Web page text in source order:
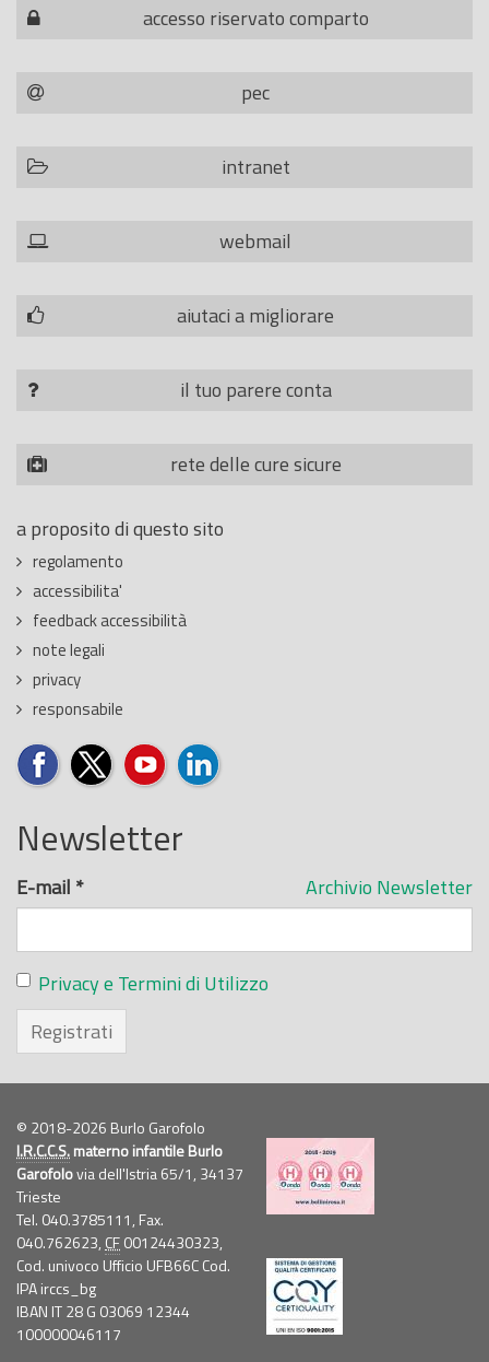
accesso riservato comparto
pec
intranet
webmail
aiutaci a migliorare
il tuo parere conta
rete delle cure sicure
a proposito di questo sito
regolamento
accessibilita'
feedback accessibilità
note legali
privacy
responsabile
Newsletter
Archivio Newsletter
E-mail *
Privacy e Termini di Utilizzo
Registrati
© 2018-2026 Burlo Garofolo
I.R.C.C.S.materno infantile Burlo
Garofolovia dell'Istria 65/1, 34137
Trieste
Tel. 040.3785111, Fax.
040.762623, CF00124430323,
Cod. univoco Ufficio UFB66C Cod.
IPA irccs_bg
IBAN IT 28 G 03069 12344
100000046117